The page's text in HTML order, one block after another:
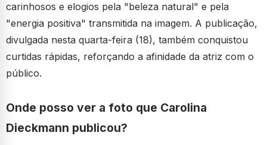
carinhosos e elogios pela "beleza natural" e pela
"energia positiva" transmitida na imagem. A publicação,
divulgada nesta quarta-feira (18), também conquistou
curtidas rápidas, reforçando a afinidade da atriz com o
público.
Onde posso ver a foto que Carolina
Dieckmann publicou?